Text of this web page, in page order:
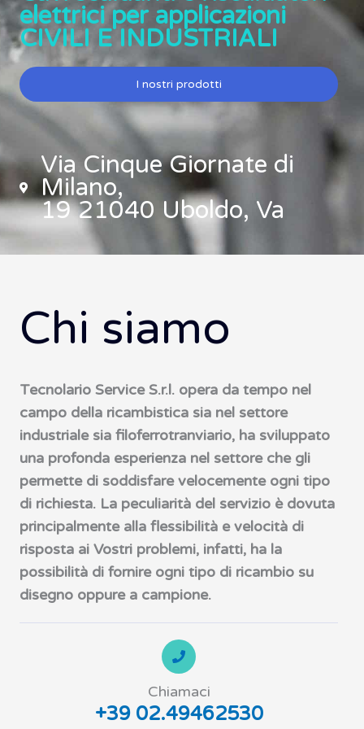
elettrici per applicazioni
CIVILI E INDUSTRIALI
I nostri prodotti
Via Cinque Giornate di
Milano,
19 21040 Uboldo, Va
Chi siamo
Tecnolario Service S.r.l. opera da tempo nel
campo della ricambistica sia nel settore
industriale sia filoferrotranviario, ha sviluppato
una profonda esperienza nel settore che gli
permette di soddisfare velocemente ogni tipo
di richiesta. La peculiarità del servizio è dovuta
principalmente alla flessibilità e velocità di
risposta ai Vostri problemi, infatti, ha la
possibilità di fornire ogni tipo di ricambio su
disegno oppure a campione.
Chiamaci
+39 02.49462530